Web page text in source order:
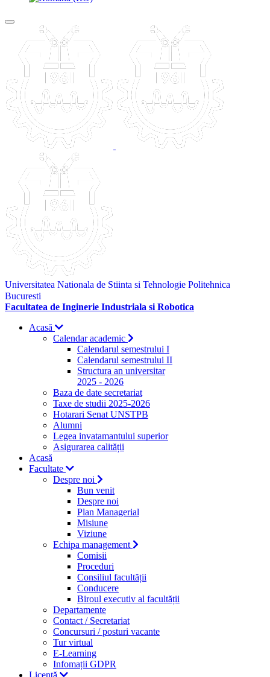
Universitatea Nationala de Stiinta si Tehnologie Politehnica
Bucuresti
Facultatea de Inginerie Industriala si Robotica
Acasă
Calendar academic
Calendarul semestrului I
Calendarul semestrului II
Structura an universitar
2025 - 2026
Baza de date secretariat
Taxe de studii 2025-2026
Hotarari Senat UNSTPB
Alumni
Legea invatamantului superior
Asigurarea calității
Acasă
Facultate
Despre noi
Bun venit
Despre noi
Plan Managerial
Misiune
Viziune
Echipa management
Comisii
Proceduri
Consiliul facultății
Conducere
Biroul executiv al facultății
Departamente
Contact / Secretariat
Concursuri / posturi vacante
Tur virtual
E-Learning
Infomații GDPR
Licență